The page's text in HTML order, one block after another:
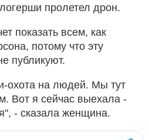
пролетел дрон.
показать всем, как
потому что эту
публикуют.
охота на людей. Мы тут
Вот я сейчас выехала -
- сказала женщина.